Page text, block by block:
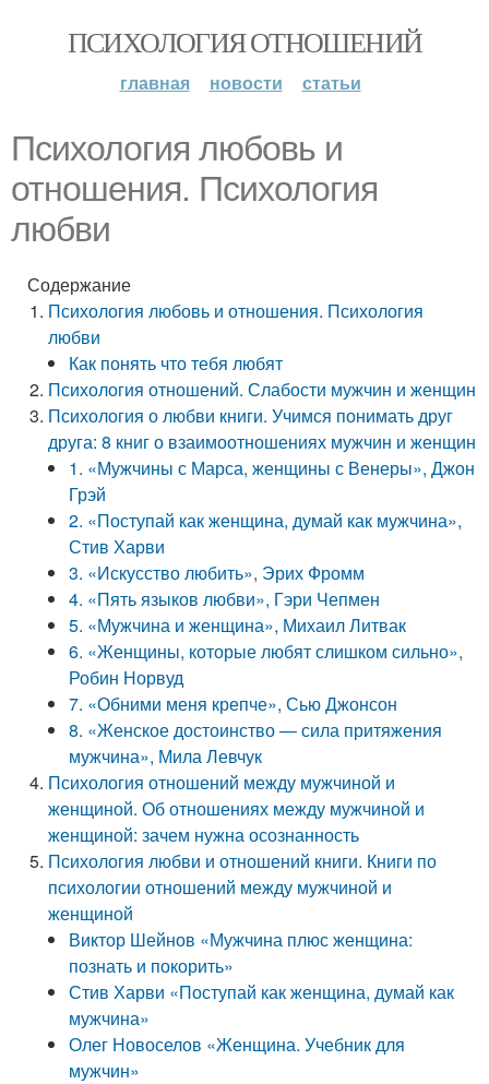
ПСИХОЛОГИЯ ОТНОШЕНИЙ
главная новости статьи
Психология любовь и
отношения. Психология
любви
Содержание
Психология любовь и отношения. Психология
любви
Как понять что тебя любят
Психология отношений. Слабости мужчин и женщин
Психология о любви книги. Учимся понимать друг
друга: 8 книг о взаимоотношениях мужчин и женщин
1. «Мужчины с Марса, женщины с Венеры», Джон
Грэй
2. «Поступай как женщина, думай как мужчина»,
Стив Харви
3. «Искусство любить», Эрих Фромм
4. «Пять языков любви», Гэри Чепмен
5. «Мужчина и женщина», Михаил Литвак
6. «Женщины, которые любят слишком сильно»,
Робин Норвуд
7. «Обними меня крепче», Сью Джонсон
8. «Женское достоинство — сила притяжения
мужчина», Мила Левчук
Психология отношений между мужчиной и
женщиной. Об отношениях между мужчиной и
женщиной: зачем нужна осознанность
Психология любви и отношений книги. Книги по
психологии отношений между мужчиной и
женщиной
Виктор Шейнов «Мужчина плюс женщина:
познать и покорить»
Стив Харви «Поступай как женщина, думай как
мужчина»
Олег Новоселов «Женщина. Учебник для
мужчин»